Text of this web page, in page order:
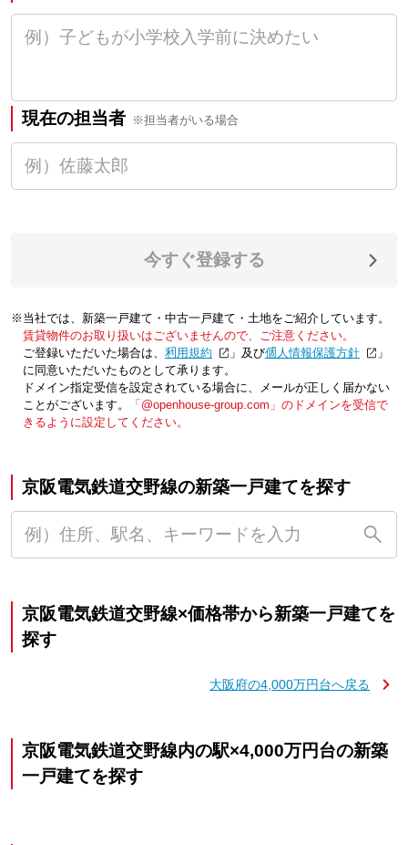
現在の担当者 ※担当者がいる場合
今すぐ登録する
※当社では、新築一戸建て・中古一戸建て・土地をご紹介しています。
賃貸物件のお取り扱いはございませんので、ご注意ください。
ご登録いただいた場合は、「利用規約 」及び「個人情報保護方針
」
に同意いただいたものとして承ります。
ドメイン指定受信を設定されている場合に、メールが正しく届かない
ことがございます。
「@openhouse-group.com」のドメインを受信で
きるように設定してください。
京阪電気鉄道交野線の新築一戸建てを探す
京阪電気鉄道交野線×価格帯から新築一戸建てを
探す
大阪府の4,000万円台へ戻る
京阪電気鉄道交野線内の駅×4,000万円台の新築
一戸建てを探す